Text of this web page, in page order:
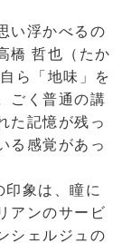
い浮かべるの
橋 哲也（たか
ら「地味」を
ごく普通の講
た記憶が残っ
る感覚があっ
印象は、瞳に
アンのサービ
シェルジュの